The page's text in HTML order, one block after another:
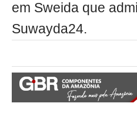
em Sweida que
Suwayda24.